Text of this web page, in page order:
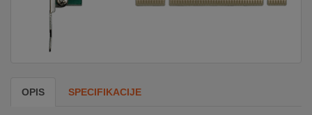
ENERGIJA
KLIMATIZACIJA
OPIS SPECIFIKACIJE